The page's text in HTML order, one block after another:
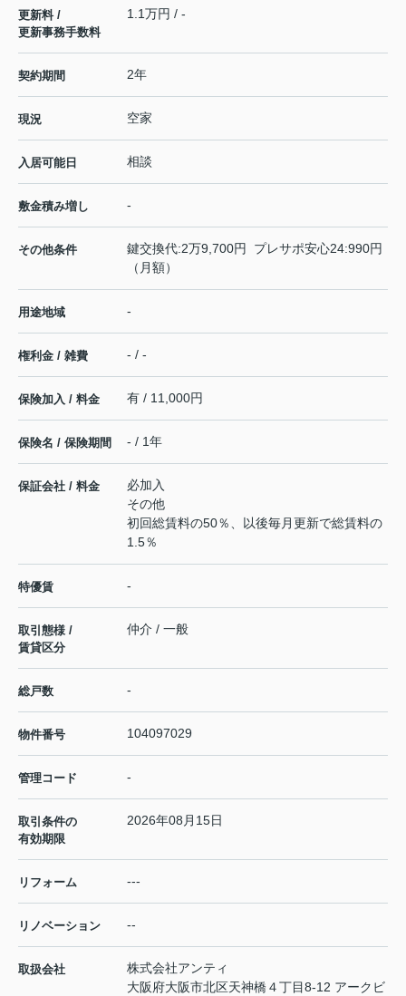
更新料 /
更新事務手数料
1.1万円 / -
契約期間 2年
現況 空家
入居可能日 相談
敷金積み増し -
その他条件
鍵交換代:2万9,700円 プレサポ安心24:990円
（月額）
用途地域 -
権利金 / 雑費 - / -
保険加入 / 料金 有 / 11,000円
保険名 / 保険期間 - / 1年
保証会社 / 料金
必加入
その他
初回総賃料の50％、以後毎月更新で総賃料の
1.5％
特優賃 -
取引態様 /
賃貸区分
仲介 / 一般
総戸数 -
物件番号 104097029
管理コード -
取引条件の
有効期限
2026年08月15日
リフォーム ---
リノベーション --
取扱会社
株式会社アンティ
大阪府大阪市北区天神橋４丁目8-12 アークビ